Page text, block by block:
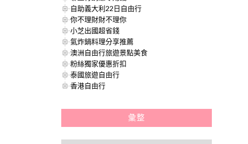
自助義大利22日自由行
你不理財財不理你
小芝出國超省錢
氣炸鍋料理分享推薦
澳洲自由行旅遊景點美食
粉絲獨家優惠折扣
泰國旅遊自由行
香港自由行
彙整